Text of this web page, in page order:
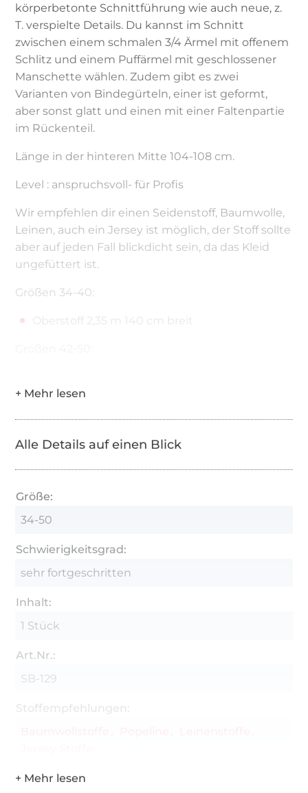
körperbetonte Schnittführung wie auch neue, z.
T. verspielte Details. Du kannst im Schnitt
zwischen einem schmalen 3/4 Ärmel mit offenem
Schlitz und einem Puffärmel mit geschlossener
Manschette wählen. Zudem gibt es zwei
Varianten von Bindegürteln, einer ist geformt,
aber sonst glatt und einen mit einer Faltenpartie
im Rückenteil.
Länge in der hinteren Mitte 104-108 cm.
Level : anspruchsvoll- für Profis
Wir empfehlen dir einen Seidenstoff, Baumwolle,
Leinen, auch ein Jersey ist möglich, der Stoff sollte
aber auf jeden Fall blickdicht sein, da das Kleid
ungefüttert ist.
Größen 34-40:
Oberstoff 2,35 m 140 cm breit
Alle Details auf einen Blick
Größe:
34-50
Schwierigkeitsgrad:
sehr fortgeschritten
Inhalt:
1 Stück
Art.Nr.:
SB-129
Stoffempfehlungen: